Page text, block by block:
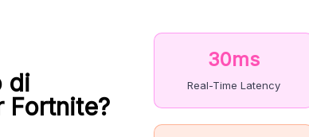
di
Fortnite?
30ms
Real-Time Latency